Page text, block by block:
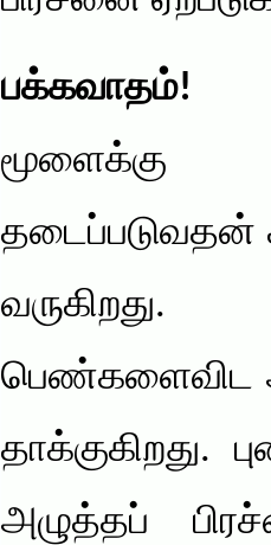
பக்கவாதம்!
மூளைக்கு
தடைப்படுவதன்
தாக்குகிறது.
அழுத்தப்